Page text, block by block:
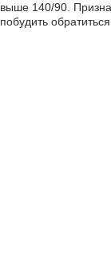
выше 140/90.
побудить